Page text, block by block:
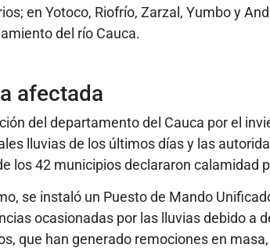
en Yotoco, Riofrío, Zarzal, Yumbo y
del río Cauca.
afectada
del departamento del Cauca por el
lluvias de los últimos días y las
los 42 municipios declararon calamidad
se instaló un Puesto de Mando
ocasionadas por las lluvias debido a
que han generado remociones en